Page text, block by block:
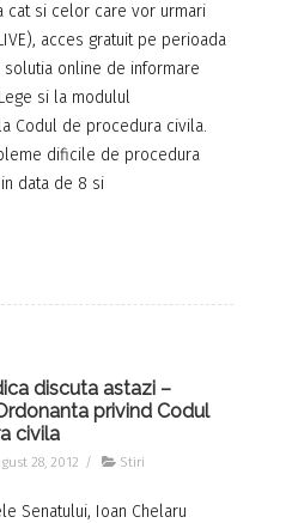
cat si celor care vor urmari
acces gratuit pe perioada
online de informare
si la modulul
Codul de procedura civila.
dificile de procedura
data de 8 si
discuta astazi –
privind Codul
civila
28, 2012 / Stiri
Senatului, Ioan Chelaru